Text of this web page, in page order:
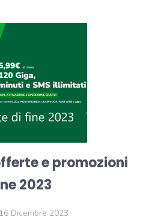
e promozioni
2023
16 Dicembre 2023